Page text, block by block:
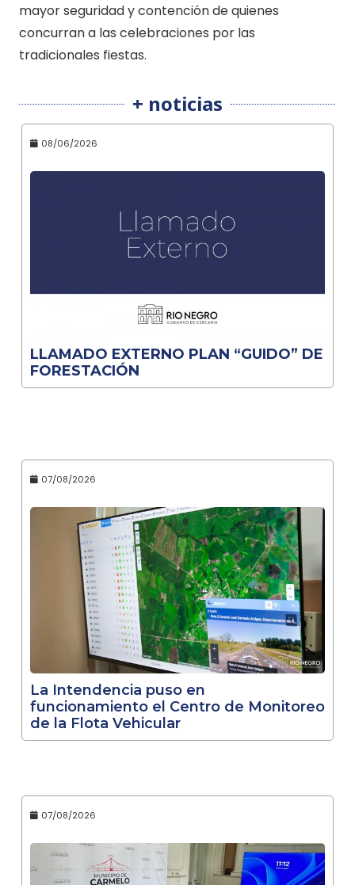
mayor seguridad y contención de quienes
concurran a las celebraciones por las
tradicionales fiestas.
+ noticias
08/06/2026
LLAMADO EXTERNO PLAN “GUIDO” DE
FORESTACIÓN
07/08/2026
La Intendencia puso en
funcionamiento el Centro de Monitoreo
de la Flota Vehicular
07/08/2026